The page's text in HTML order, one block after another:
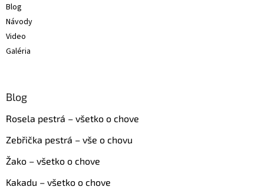
Blog
Návody
Video
Galéria
Blog
Rosela pestrá – všetko o chove
Zebřička pestrá – vše o chovu
Žako – všetko o chove
Kakadu – všetko o chove